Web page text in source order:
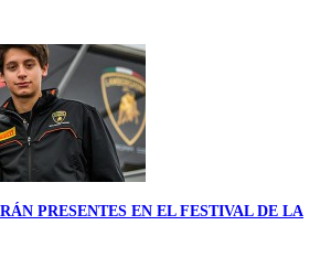
PRESENTES EN EL FESTIVAL DE LA